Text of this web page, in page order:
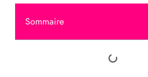
Sommaire